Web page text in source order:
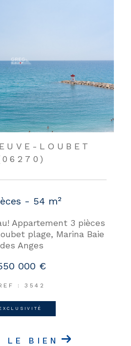
LOUBET
- 54 m²
Appartement 3 pièces
plage, Marina Baie
des Anges
000 €
: 3542
LE BIEN